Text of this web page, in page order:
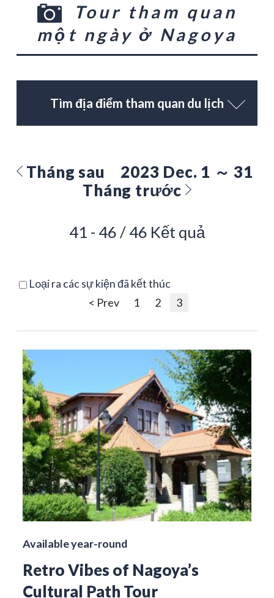
Tour tham quan
một ngày ở Nagoya
Tìm địa điểm tham quan du lịch
Tháng sau
2023 Dec. 1 ～ 31
Tháng trước
41 - 46 / 46 Kết quả
Loại ra các sự kiện đã kết thúc
< Prev
1 2 3
Available year-round
Retro Vibes of Nagoya’s
Cultural Path Tour